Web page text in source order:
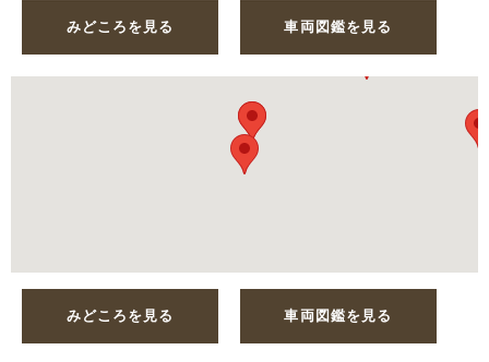
みどころを見る 車両図鑑を見る
みどころを見る 車両図鑑を見る